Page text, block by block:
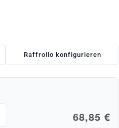
Raffrollo konfigurieren
68,85 €